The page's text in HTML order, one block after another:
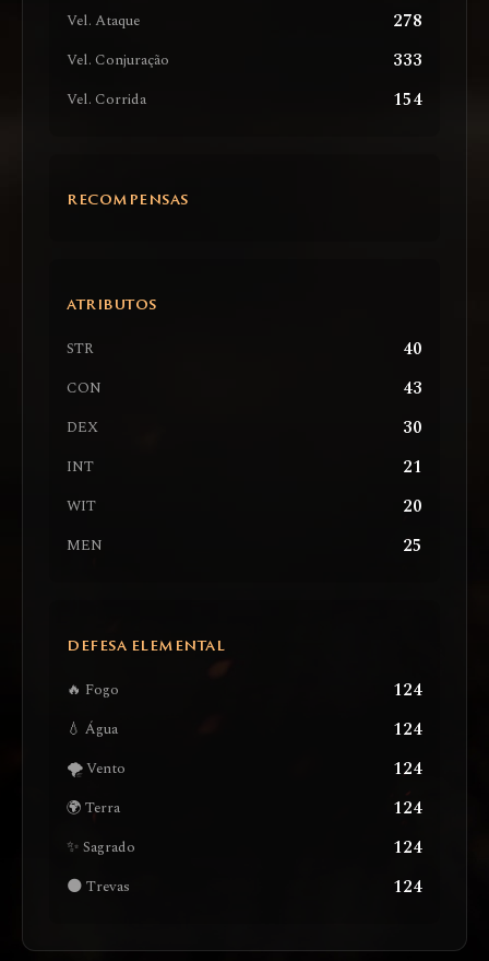
Vel. Ataque 278
Vel. Conjuração 333
Vel. Corrida 154
RECOMPENSAS
ATRIBUTOS
STR 40
CON 43
DEX 30
INT 21
WIT 20
MEN 25
DEFESA ELEMENTAL
🔥 Fogo 124
💧 Água 124
🌪️ Vento 124
🌍 Terra 124
✨ Sagrado 124
🌑 Trevas 124